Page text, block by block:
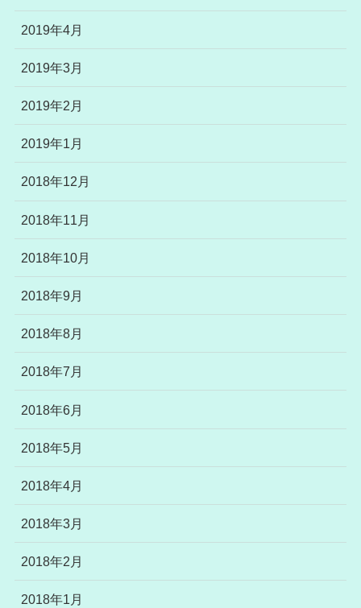
2019年4月
2019年3月
2019年2月
2019年1月
2018年12月
2018年11月
2018年10月
2018年9月
2018年8月
2018年7月
2018年6月
2018年5月
2018年4月
2018年3月
2018年2月
2018年1月